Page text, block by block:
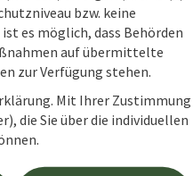
Anfrage
bzw. keine
es möglich, dass Behörden
auf übermittelte
zur Verfügung stehen.
Mit Ihrer Zustimmung
die Sie über die individuellen